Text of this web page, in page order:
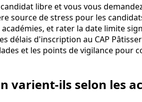
libre et vous vous
source de stress pour les
et rater la date limite
délais d'inscription au CAP
et les points de vigilance pour
varient-ils selon les